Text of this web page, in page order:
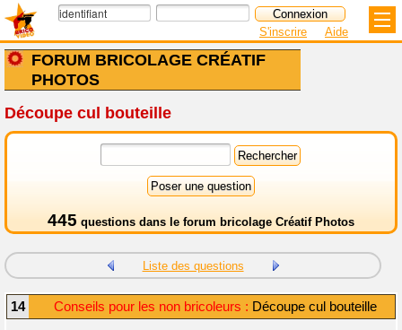
FORUM BRICOLAGE CRÉATIF
PHOTOS
S'inscrire Aide
Découpe cul bouteille
445 questions dans le forum bricolage Créatif Photos
Liste des questions
14 Conseils pour les non bricoleurs : Découpe cul bouteille